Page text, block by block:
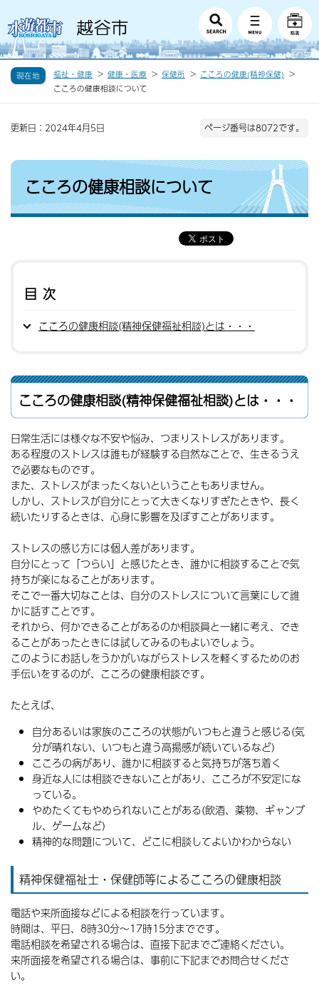
現在地 福祉・健康 健康・医療 保健所
こころの健康(精神保健)
こころの健康相談について
更新日：2024年4月5日 ページ番号は8072です。
こころの健康相談について
目次
こころの健康相談(精神保健福祉相談)とは・・・
こころの健康相談(精神保健福祉相談)とは・・・
日常生活には様々な不安や悩み、つまりストレスがあります。
ある程度のストレスは誰もが経験する自然なことで、生きるうえ
で必要なものです。
また、ストレスがまったくないということもありません。
しかし、ストレスが自分にとって大きくなりすぎたときや、長く
続いたりするときは、心身に影響を及ぼすことがあります。
ストレスの感じ方には個人差があります。
自分にとって「つらい」と感じたとき、誰かに相談することで気
持ちが楽になることがあります。
そこで一番大切なことは、自分のストレスについて言葉にして誰
かに話すことです。
それから、何かできることがあるのか相談員と一緒に考え、でき
ることがあったときには試してみるのもよいでしょう。
このようにお話しをうかがいながらストレスを軽くするためのお
手伝いをするのが、こころの健康相談です。
たとえば、
自分あるいは家族のこころの状態がいつもと違うと感じる(気
分が晴れない、いつもと違う高揚感が続いているなど)
こころの病があり、誰かに相談すると気持ちが落ち着く
身近な人には相談できないことがあり、こころが不安定にな
っている。
やめたくてもやめられないことがある(飲酒、薬物、ギャンブ
ル、ゲームなど)
精神的な問題について、どこに相談してよいかわからない
精神保健福祉士・保健師等によるこころの健康相談
電話や来所面接などによる相談を行っています。
時間は、平日、8時30分～17時15分までです。
電話相談を希望される場合は、直接下記までご連絡ください。
来所面接を希望される場合は、事前に下記までお問合せくださ
い。